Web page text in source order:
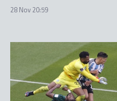
28 Nov 20:59